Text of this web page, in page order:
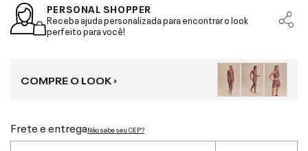
PERSONAL SHOPPER
Receba ajuda personalizada para encontrar o look
perfeito para você!
COMPRE O LOOK ›
Frete e entregaNão sabe seu CEP?